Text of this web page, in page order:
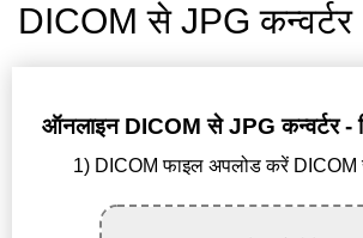
DICOM से JPG कन्वर्टर
ऑनलाइन DICOM से JPG कन्वर्टर -
1) DICOM फाइल अपलोड करें DICOM